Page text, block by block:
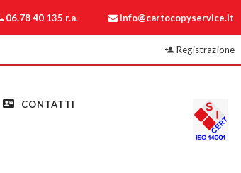
06.78 40 135 r.a. info@cartocopyservice.it
Registrazione
CONTATTI